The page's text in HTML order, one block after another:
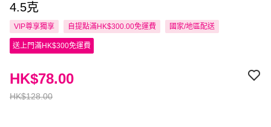
4.5克
VIP尊享獨享 自提點滿HK$300.00免運費 國家/地區配送
送上門滿HK$300免運費
HK$128.00
HK$78.00